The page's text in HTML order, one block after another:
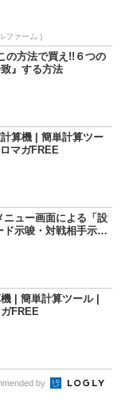
ファーム )
の方法で買え!!６つの
』する方法
算機 | 簡単計算ツー
マガFREE
ニュー画面による「設
ド示唆・対戦相手示
| 簡単計算ツール |
FREE
by